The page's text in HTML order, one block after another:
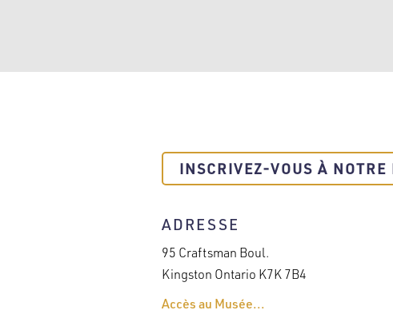
INSCRIVEZ-VOUS À
ADRESSE
95 Craftsman Boul.
Kingston Ontario K7K 7B4
Accès au Musée...